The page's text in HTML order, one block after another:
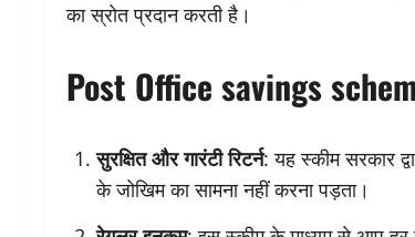
का स्रोत प्रदान करती है।
Post Office savings
सुरक्षित और गारंटी रिटर्न: यह स्कीम सरकार
के जोखिम का सामना नहीं करना पड़ता।